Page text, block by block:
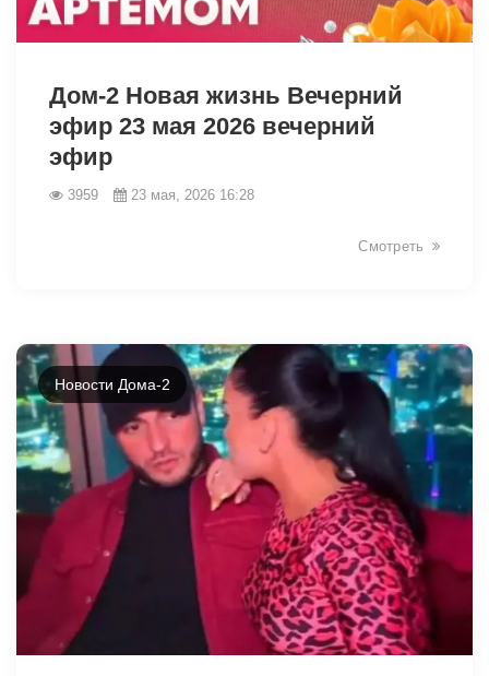
Дом-2 Новая жизнь Вечерний
эфир 23 мая 2026 вечерний
эфир
3959 23 мая, 2026 16:28
Смотреть
Новости Дома-2